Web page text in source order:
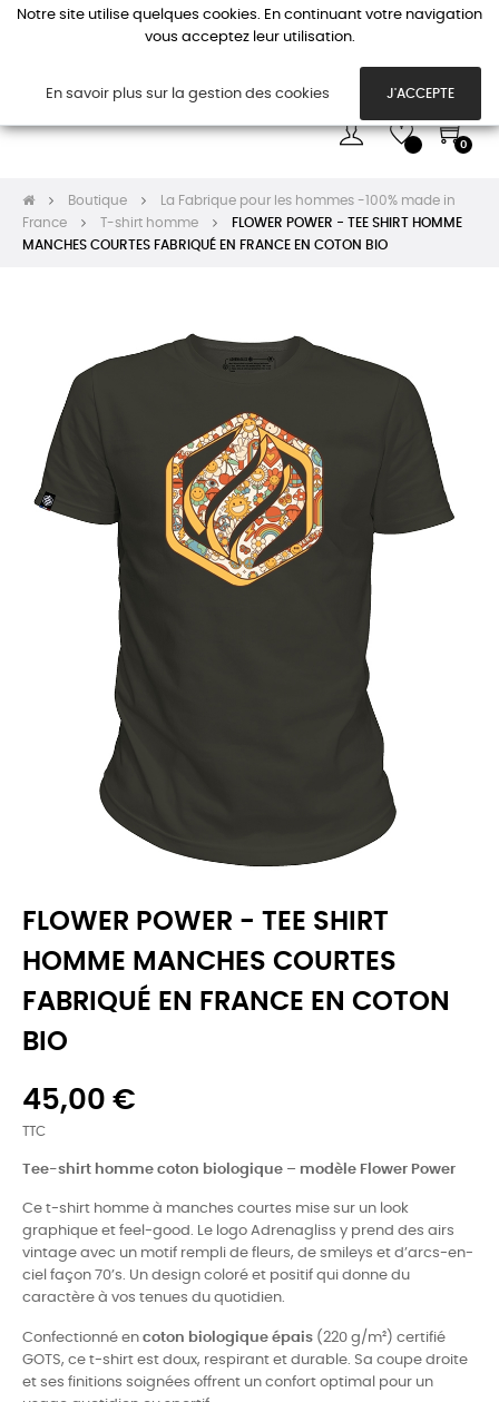
la
0
Boutique
La Fabrique pour les hommes -100% made in
France
T-shirt homme
FLOWER POWER - TEE SHIRT HOMME
MANCHES COURTES FABRIQUÉ EN FRANCE EN COTON BIO
FLOWER POWER - TEE SHIRT
HOMME MANCHES COURTES
FABRIQUÉ EN FRANCE EN COTON
BIO
45,00 €
TTC
Tee-shirt homme coton biologique – modèle Flower Power
Ce t-shirt homme à manches courtes mise sur un look
graphique et feel-good. Le logo Adrenagliss y prend des airs
vintage avec un motif rempli de fleurs, de smileys et d’arcs-en-
ciel façon 70’s. Un design coloré et positif qui donne du
caractère à vos tenues du quotidien.
Confectionné en coton biologique épais (220 g/m²) certifié
GOTS, ce t-shirt est doux, respirant et durable. Sa coupe droite
et ses finitions soignées offrent un confort optimal pour un
Notre site utilise quelques cookies. En continuant votre navigation
vous acceptez leur utilisation.
En savoir plus sur la gestion des cookies J'ACCEPTE